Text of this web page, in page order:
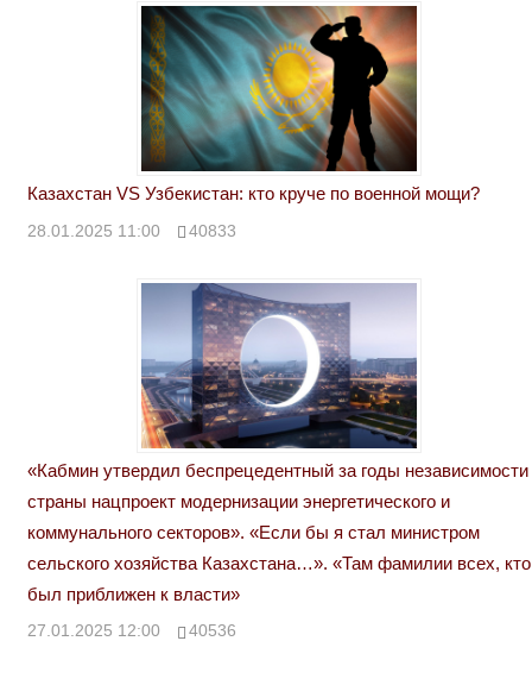
Казахстан VS Узбекистан: кто круче по военной мощи?
28.01.2025 11:00 40833
«Кабмин утвердил беспрецедентный за годы независимости
страны нацпроект модернизации энергетического и
коммунального секторов». «Если бы я стал министром
сельского хозяйства Казахстана…». «Там фамилии всех, кто
был приближен к власти»
27.01.2025 12:00 40536